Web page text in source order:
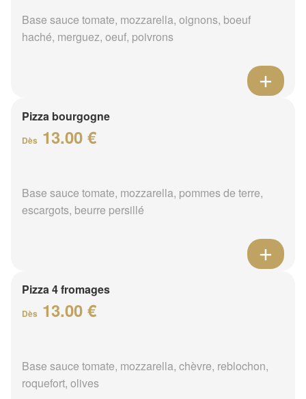
Base sauce tomate, mozzarella, oignons, boeuf
haché, merguez, oeuf, poivrons
Pizza bourgogne
Dès 13.00 €
Base sauce tomate, mozzarella, pommes de terre,
escargots, beurre persillé
Pizza 4 fromages
Dès 13.00 €
Base sauce tomate, mozzarella, chèvre, reblochon,
roquefort, olives